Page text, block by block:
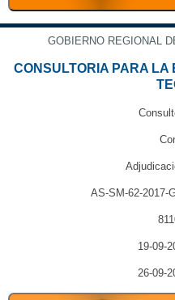
GOBIERNO REGIONAL
CONSULTORIA PARA
AS-SM-62-2017-
19-09-
26-09-